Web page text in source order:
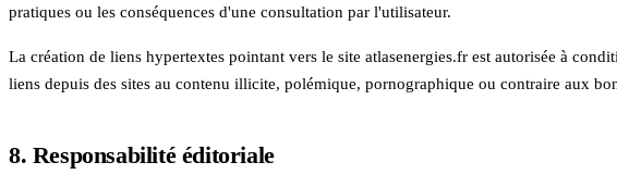
pratiques ou les conséquences d'une consultation par l'utilisateur.
La création de liens hypertextes pointant vers le site atlasenergies.fr est autorisée à
liens depuis des sites au contenu illicite, polémique, pornographique ou contraire aux
8. Responsabilité éditoriale